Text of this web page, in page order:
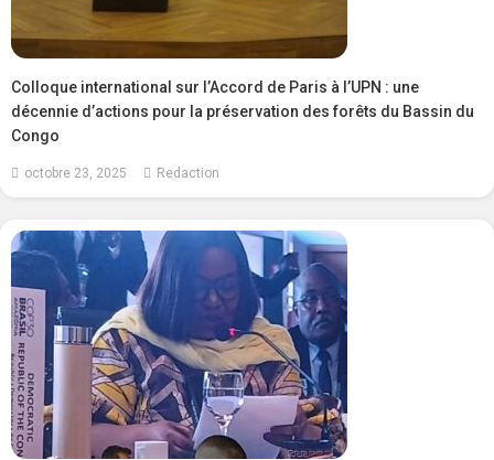
Colloque international sur l’Accord de Paris à l’UPN : une
décennie d’actions pour la préservation des forêts du Bassin du
Congo
octobre 23, 2025 Redaction